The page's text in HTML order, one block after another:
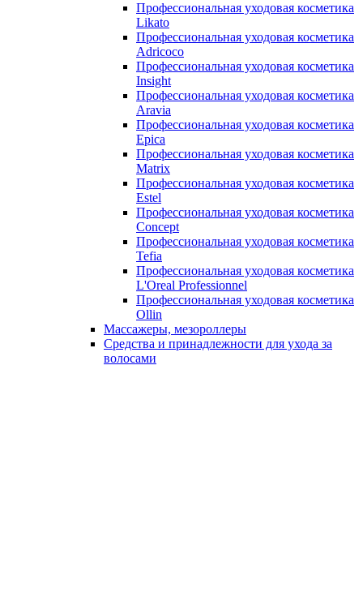
Профессиональная уходовая косметика
Likato
Профессиональная уходовая косметика
Adricoco
Профессиональная уходовая косметика
Insight
Профессиональная уходовая косметика
Aravia
Профессиональная уходовая косметика
Epica
Профессиональная уходовая косметика
Matrix
Профессиональная уходовая косметика
Estel
Профессиональная уходовая косметика
Concept
Профессиональная уходовая косметика
Tefia
Профессиональная уходовая косметика
L'Oreal Professionnel
Профессиональная уходовая косметика
Ollin
Массажеры, мезороллеры
Средства и принадлежности для ухода за
волосами